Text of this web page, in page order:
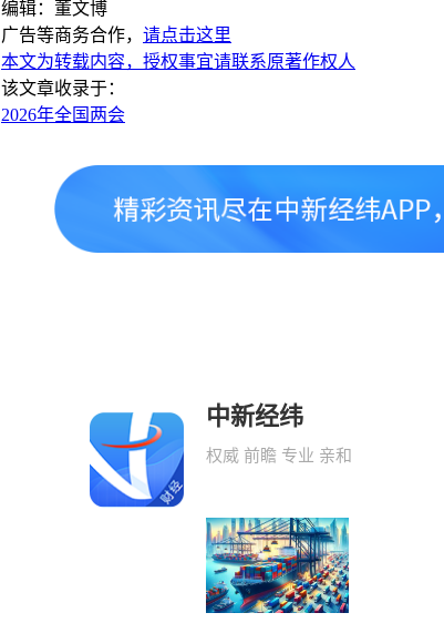
编辑：董文博
广告等商务合作， 请点击这里
本文为转载内容，授权事宜请联系原著作权人
该文章收录于：
2026年全国两会
中新经纬
权威 前瞻 专业 亲和